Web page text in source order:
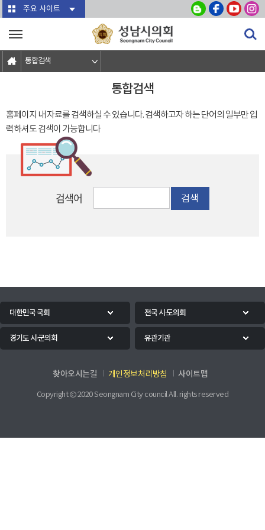
본문바로가기
주요 사이트
통합검색
통합검색
홈페이지 내 자료를 검색하실 수 있습니다. 검색하고자 하는 단어의 일부만 입
력하셔도 검색이 가능합니다
검색어 검색
대한민국 국회 전국 시·도의회
경기도 시·군의회 유관기관
찾아오시는길 개인정보처리방침 사이트맵
Copyright © 2020 Seongnam City council All. rights reserved